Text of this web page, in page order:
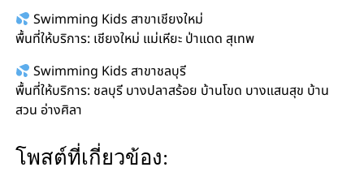
Swimming Kids สาขาเชียงใหม่
พื้นที่ให้บริการ: เชียงใหม่ แม่เหียะ ป่าแดด สุเทพ
Swimming Kids สาขาชลบุรี
พื้นที่ให้บริการ: ชลบุรี บางปลาสร้อย บ้านโขด บางแสนสุข บ้าน
สวน อ่างศิลา
โพสต์ที่เกี่ยวข้อง: